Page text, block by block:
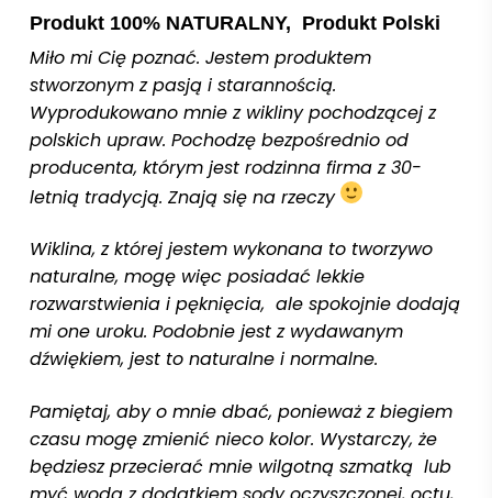
Produkt 100% NATURALNY, Produkt Polski
Miło mi Cię poznać. Jestem produktem
stworzonym z pasją i starannością.
Wyprodukowano mnie z wikliny pochodzącej z
polskich upraw. Pochodzę bezpośrednio od
producenta, którym jest rodzinna firma z 30-
letnią tradycją. Znają się na rzeczy
Wiklina, z której jestem wykonana to tworzywo
naturalne, mogę więc posiadać lekkie
rozwarstwienia i pęknięcia, ale spokojnie dodają
mi one uroku. Podobnie jest z wydawanym
dźwiękiem, jest to naturalne i normalne.
Pamiętaj, aby o mnie dbać, ponieważ z biegiem
czasu mogę zmienić nieco kolor. Wystarczy, że
będziesz przecierać mnie wilgotną szmatką lub